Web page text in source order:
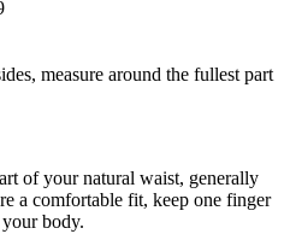
measure around the fullest part
of your natural waist, generally
a comfortable fit, keep one finger
body.